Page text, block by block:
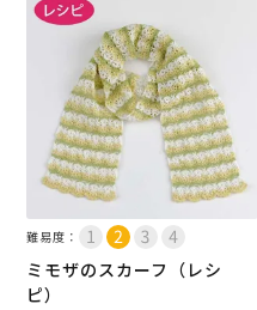
難易度：
ミモザのスカーフ（レシ
ピ）